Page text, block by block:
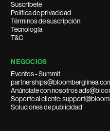
Suscríbete
Política de privacidad
Términos de suscripción
Tecnología
T&C
NEGOCIOS
Eventos - Summit
Anúnciate con nosotros
Soporte al cliente:
Soluciones de publicidad